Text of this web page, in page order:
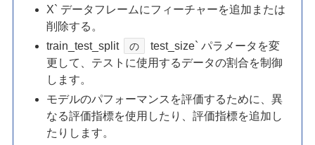
X` データフレームにフィーチャーを追加または
削除する。
train_test_split
の
test_size` パラメータを変
更して、テストに使用するデータの割合を制御
します。
モデルのパフォーマンスを評価するために、異
なる評価指標を使用したり、評価指標を追加し
たりします。